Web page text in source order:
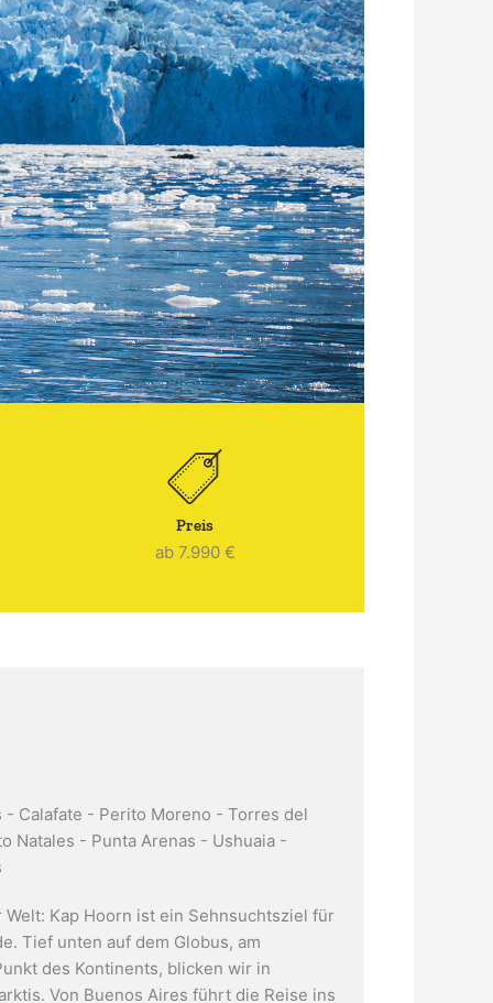
Preis
ab 7.990 €
- Calafate - Perito Moreno - Torres del
Natales - Punta Arenas - Ushuaia -
Welt: Kap Hoorn ist ein Sehnsuchtsziel für
Tief unten auf dem Globus, am
des Kontinents, blicken wir in
Von Buenos Aires führt die Reise ins